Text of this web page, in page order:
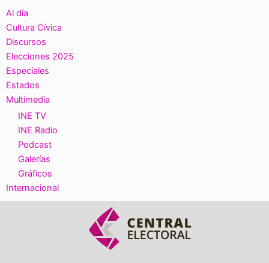
Al día
Cultura Cívica
Discursos
Elecciones 2025
Especiales
Estados
Multimedia
INE TV
INE Radio
Podcast
Galerías
Gráficos
Internacional